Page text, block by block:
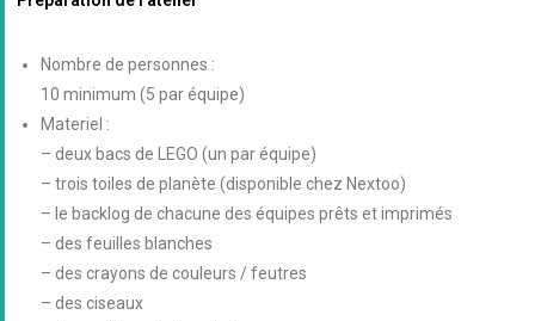
Nombre de personnes :
10 minimum (5 par équipe)
Materiel :
– deux bacs de LEGO (un par équipe)
– trois toiles de planète (disponible chez Nextoo)
– le backlog de chacune des équipes prêts et imprimés
– des feuilles blanches
– des crayons de couleurs / feutres
– des ciseaux